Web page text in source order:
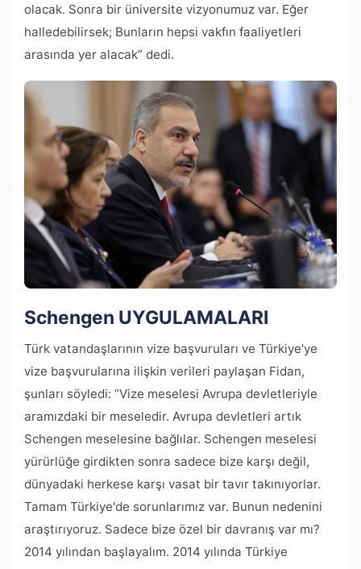
olacak. Sonra bir üniversite vizyonumuz var. Eğer
halledebilirsek; Bunların hepsi vakfın faaliyetleri
arasında yer alacak” dedi.
Schengen UYGULAMALARI
Türk vatandaşlarının vize başvuruları ve Türkiye'ye
vize başvurularına ilişkin verileri paylaşan Fidan,
şunları söyledi: “Vize meselesi Avrupa devletleriyle
aramızdaki bir meseledir. Avrupa devletleri artık
Schengen meselesine bağlılar. Schengen meselesi
yürürlüğe girdikten sonra sadece bize karşı değil,
dünyadaki herkese karşı vasat bir tavır takınıyorlar.
Tamam Türkiye'de sorunlarımız var. Bunun nedenini
araştırıyoruz. Sadece bize özel bir davranış var mı?
2014 yılından başlayalım. 2014 yılında Türkiye